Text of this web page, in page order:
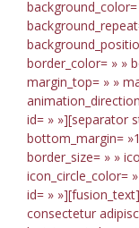
border_color= » »
margin_top= » »
id= » »][separator
bottom_margin=
border_size= » »
icon_circle_color=
id= »
consectetur